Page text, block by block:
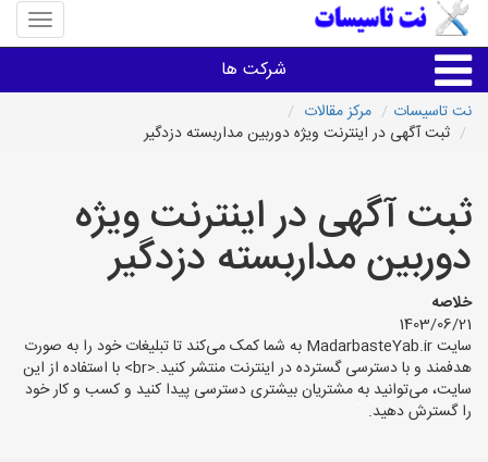
منوی
سایت
شرکت ها
خدمات تاسیسات ساختمان
خدمات تاسیسات ساختمان
سایر خدمات
تاسیساتی های شهرها
نت تاسیسات
مرکز مقالات
ثبت آگهی در اینترنت ویژه دوربین مداربسته دزدگیر
ثبت آگهی در اینترنت ویژه
دوربین مداربسته دزدگیر
خلاصه
1403/06/21
سایت MadarbasteYab.ir به شما کمک می‌کند تا تبلیغات خود را به صورت
هدفمند و با دسترسی گسترده در اینترنت منتشر کنید.<br> با استفاده از این
سایت، می‌توانید به مشتریان بیشتری دسترسی پیدا کنید و کسب و کار خود
را گسترش دهید.